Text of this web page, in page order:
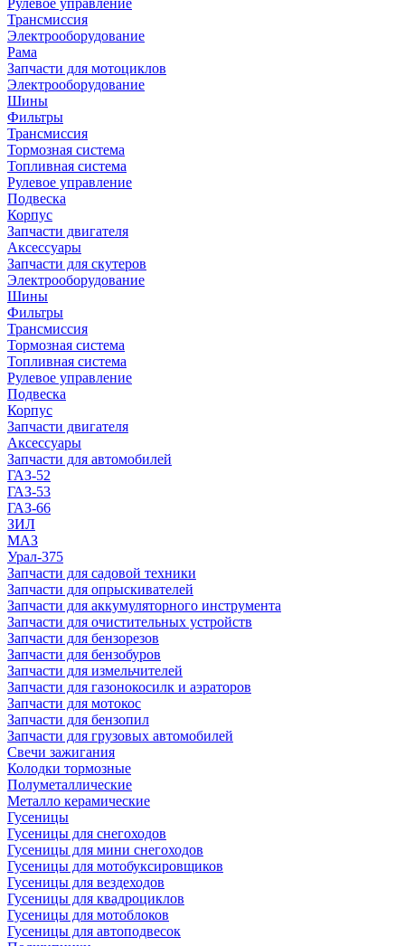
Рулевое управление
Трансмиссия
Электрооборудование
Рама
Запчасти для мотоциклов
Электрооборудование
Шины
Фильтры
Трансмиссия
Тормозная система
Топливная система
Рулевое управление
Подвеска
Корпус
Запчасти двигателя
Аксессуары
Запчасти для скутеров
Электрооборудование
Шины
Фильтры
Трансмиссия
Тормозная система
Топливная система
Рулевое управление
Подвеска
Корпус
Запчасти двигателя
Аксессуары
Запчасти для автомобилей
ГАЗ-52
ГАЗ-53
ГАЗ-66
ЗИЛ
МАЗ
Урал-375
Запчасти для садовой техники
Запчасти для опрыскивателей
Запчасти для аккумуляторного инструмента
Запчасти для очистительных устройств
Запчасти для бензорезов
Запчасти для бензобуров
Запчасти для измельчителей
Запчасти для газонокосилк и аэраторов
Запчасти для мотокос
Запчасти для бензопил
Запчасти для грузовых автомобилей
Свечи зажигания
Колодки тормозные
Полуметаллические
Металло керамические
Гусеницы
Гусеницы для снегоходов
Гусеницы для мини снегоходов
Гусеницы для мотобуксировщиков
Гусеницы для вездеходов
Гусеницы для квадроциклов
Гусеницы для мотоблоков
Гусеницы для автоподвесок